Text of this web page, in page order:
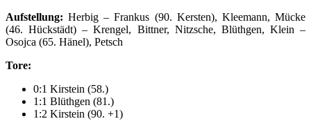
Aufstellung: Herbig – Frankus (90. Kersten), Kleemann, Mücke
(46. Hückstädt) – Krengel, Bittner, Nitzsche, Blüthgen, Klein –
Osojca (65. Hänel), Petsch
Tore:
0:1 Kirstein (58.)
1:1 Blüthgen (81.)
1:2 Kirstein (90. +1)